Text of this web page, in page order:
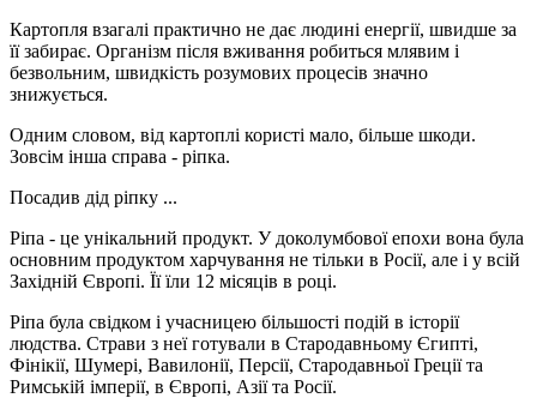
Картопля взагалі практично не дає людині енергії, швидше за
її забирає. Організм після вживання робиться млявим і
безвольним, швидкість розумових процесів значно
знижується.
Одним словом, від картоплі користі мало, більше шкоди.
Зовсім інша справа - ріпка.
Посадив дід ріпку ...
Ріпа - це унікальний продукт. У доколумбової епохи вона була
основним продуктом харчування не тільки в Росії, але і у всій
Західній Європі. Її їли 12 місяців в році.
Ріпа була свідком і учасницею більшості подій в історії
людства. Страви з неї готували в Стародавньому Єгипті,
Фінікії, Шумері, Вавилонії, Персії, Стародавньої Греції та
Римській імперії, в Європі, Азії та Росії.